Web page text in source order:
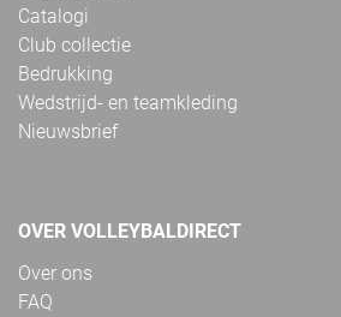
Catalogi
Club collectie
Bedrukking
Wedstrijd- en teamkleding
Nieuwsbrief
OVER VOLLEYBALDIRECT
Over ons
FAQ